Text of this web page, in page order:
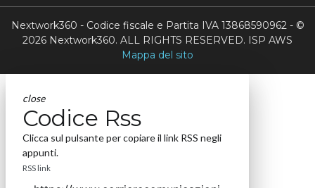
Nextwork360 - Codice fiscale e Partita IVA 13868590962 - ©
2026 Nextwork360. ALL RIGHTS RESERVED. ISP AWS
Mappa del sito
close
Codice Rss
Clicca sul pulsante per copiare il link RSS negli
appunti.
RSS link